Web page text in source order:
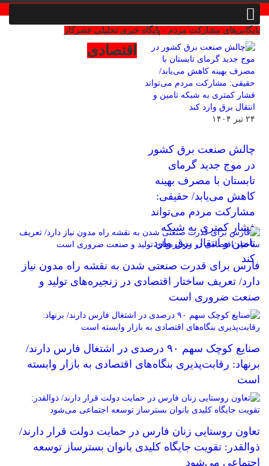
بایگانی‌های مشارکت مردم - پایگاه خبری تحلیلی عصرکار
۲۴ تیر ۱۴۰۴
چالش صنعت برق کشور
در موج جدید گرمای
تابستان با مصرف بهینه
کاهش می‌یابد/ حقیقی:
مشارکت مردم می‌تواند
فشار کمتری به شبکه
تامین و انتقال برق وارد
کند
اقتصادی
فارس برای قدرت صنعتی شدن به نقشه راه مدون نیاز
دارد/ تعریف ساختار اقتصادی در زنجیره‌های تولید و
صنعت ضروری است
صنایع کوچک سهم ۹۰ درصدی در اشتغال فارس دارند/
برنهاد: رقابت‌پذیری بنگاه‌های اقتصادی به بازار وابسته
است
تعاون روستایی زنان فارس در حمایت دولت قرار دارند/
ذوالقدر: تقویت جایگاه کلیدی بانوان بسترساز توسعه
اجتماعی می‌شود